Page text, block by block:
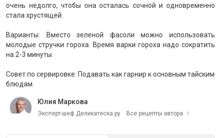
очень недолго, чтобы она осталась сочной и одновременно
стала хрустящей.
Варианты: Вместо зеленой фасоли можно использовать
молодые стручки гороха. Время варки гороха надо сократить
на 2-3 минуты.
Совет по сервировке: Подавать как гарнир к основным тайским
блюдам.
Юлия Маркова
Эксперт-шеф Деликатеска.ру Все рецепты автора